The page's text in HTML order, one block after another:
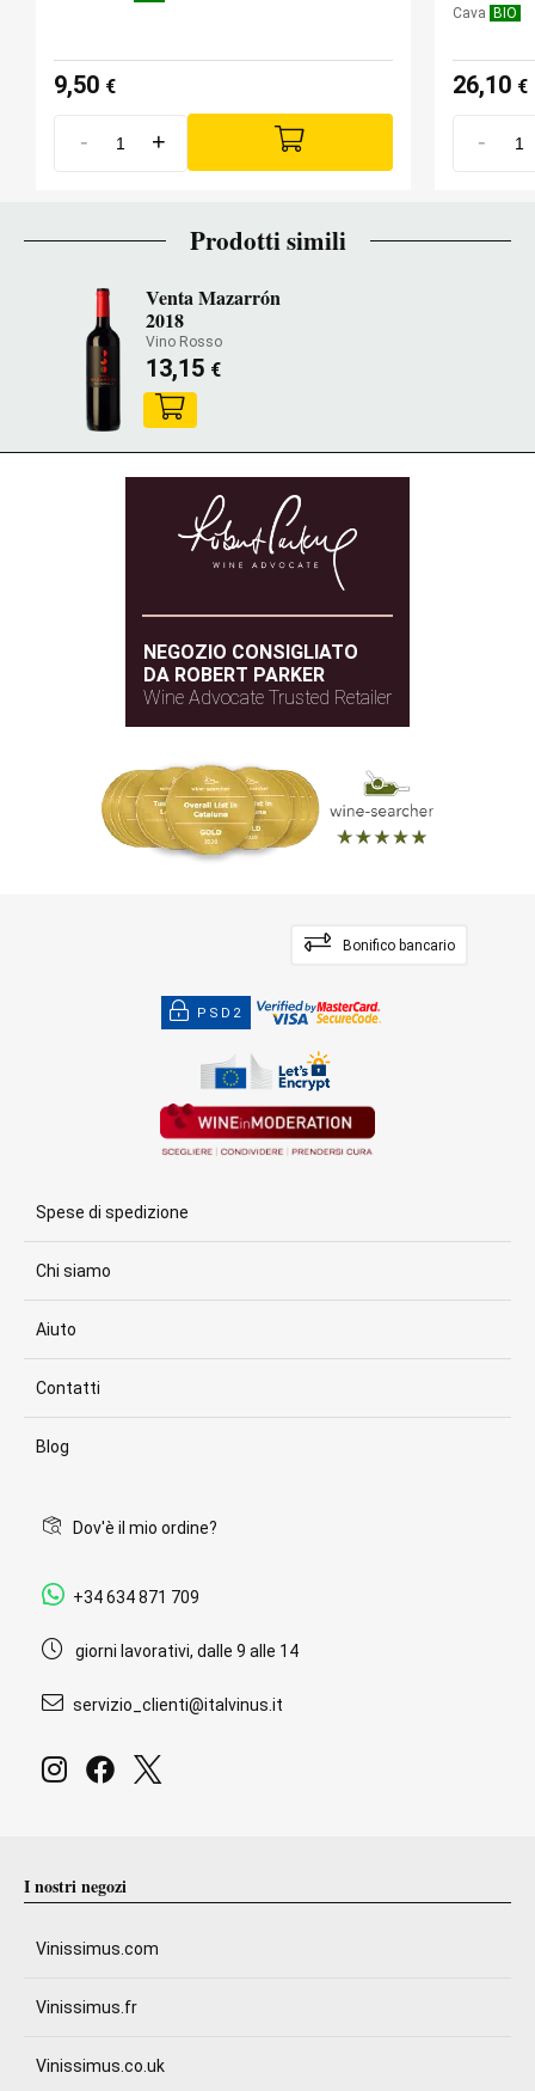
9,50 €
- +
Cava BIO
26,10 €
-
Prodotti simili
Venta Mazarrón
2018
Vino Rosso
13,15 €
NEGOZIO CONSIGLIATO
DA ROBERT PARKER
Wine Advocate Trusted Retailer
Bonifico bancario
PSD2
Spese di spedizione
Chi siamo
Aiuto
Contatti
Blog
Dov'è il mio ordine?
+34 634 871 709
giorni lavorativi, dalle 9 alle 14
servizio_clienti@italvinus.it
I nostri negozi
Vinissimus.com
Vinissimus.fr
Vinissimus.co.uk